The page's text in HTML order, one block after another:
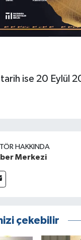
tarih ise 20 Eylül
HAKKINDA
Merkezi
çekebilir